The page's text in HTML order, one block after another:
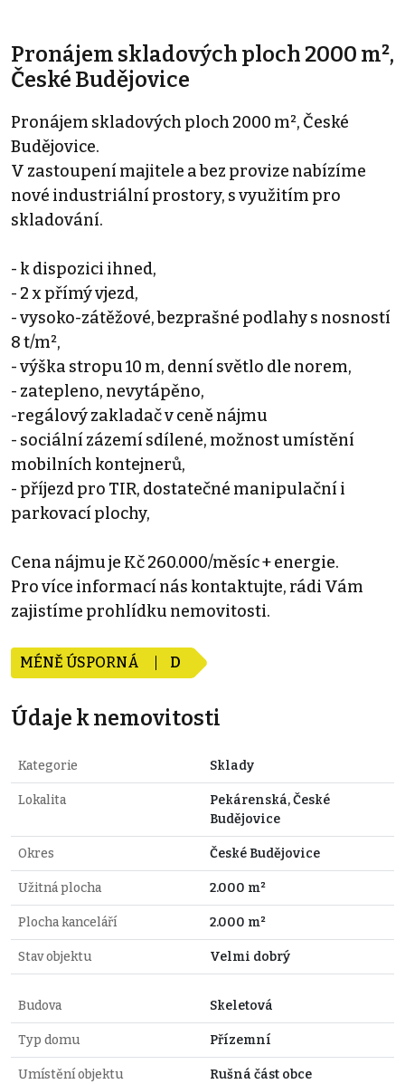
Pronájem skladových ploch 2000 m²,
České Budějovice
Pronájem skladových ploch 2000 m², České
Budějovice.
V zastoupení majitele a bez provize nabízíme
nové industriální prostory, s využitím pro
skladování.
- k dispozici ihned,
- 2 x přímý vjezd,
- vysoko-zátěžové, bezprašné podlahy s nosností
8 t/m²,
- výška stropu 10 m, denní světlo dle norem,
- zatepleno, nevytápěno,
-regálový zakladač v ceně nájmu
- sociální zázemí sdílené, možnost umístění
mobilních kontejnerů,
- příjezd pro TIR, dostatečné manipulační i
parkovací plochy,
Cena nájmu je Kč 260.000/měsíc + energie.
Pro více informací nás kontaktujte, rádi Vám
zajistíme prohlídku nemovitosti.
MÉNĚ ÚSPORNÁ D
Údaje k nemovitosti
Kategorie Sklady
Lokalita
Pekárenská, České
Budějovice
Okres České Budějovice
Užitná plocha 2.000 m²
Plocha kanceláří 2.000 m²
Stav objektu Velmi dobrý
Budova Skeletová
Typ domu Přízemní
Umístění objektu Rušná část obce